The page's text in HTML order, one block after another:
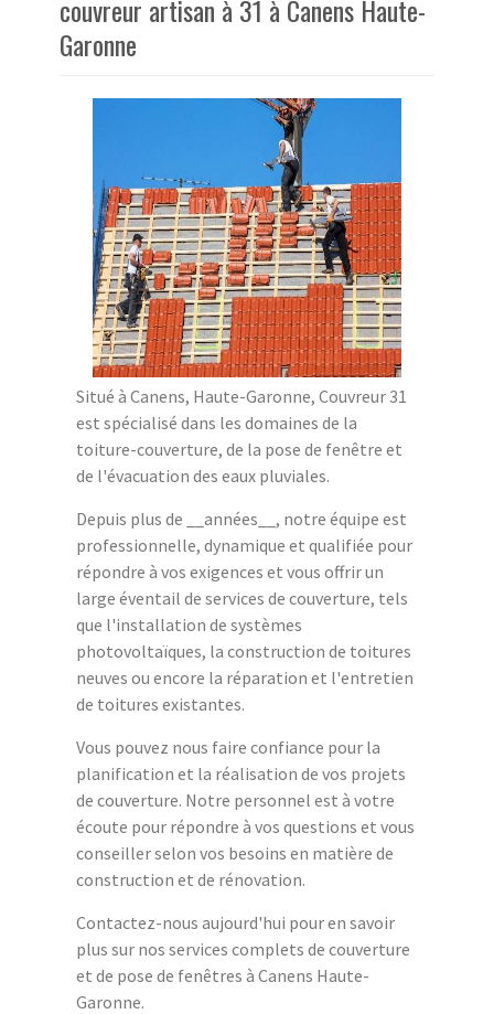
couvreur artisan à 31 à Canens Haute-
Garonne
Situé à Canens, Haute-Garonne, Couvreur 31
est spécialisé dans les domaines de la
toiture-couverture, de la pose de fenêtre et
de l'évacuation des eaux pluviales.
Depuis plus de __années__, notre équipe est
professionnelle, dynamique et qualifiée pour
répondre à vos exigences et vous offrir un
large éventail de services de couverture, tels
que l'installation de systèmes
photovoltaïques, la construction de toitures
neuves ou encore la réparation et l'entretien
de toitures existantes.
Vous pouvez nous faire confiance pour la
planification et la réalisation de vos projets
de couverture. Notre personnel est à votre
écoute pour répondre à vos questions et vous
conseiller selon vos besoins en matière de
construction et de rénovation.
Contactez-nous aujourd'hui pour en savoir
plus sur nos services complets de couverture
et de pose de fenêtres à Canens Haute-
Garonne.